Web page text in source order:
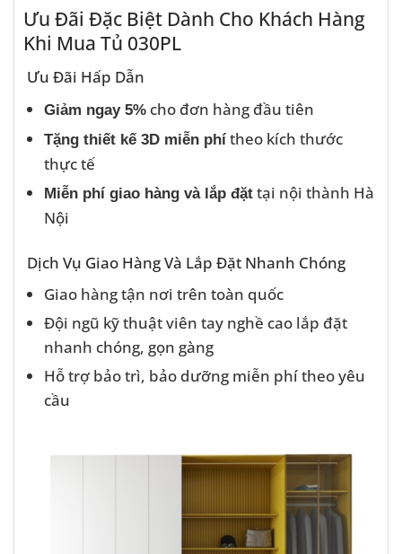
Ưu Đãi Đặc Biệt Dành Cho Khách Hàng
Khi Mua Tủ 030PL
Ưu Đãi Hấp Dẫn
Giảm ngay 5%cho đơn hàng đầu tiên
Tặng thiết kế 3D miễn phítheo kích thước
thực tế
Miễn phí giao hàng và lắp đặttại nội thành Hà
Nội
Dịch Vụ Giao Hàng Và Lắp Đặt Nhanh Chóng
Giao hàng tận nơi trên toàn quốc
Đội ngũ kỹ thuật viên tay nghề cao lắp đặt
nhanh chóng, gọn gàng
Hỗ trợ bảo trì, bảo dưỡng miễn phí theo yêu
cầu